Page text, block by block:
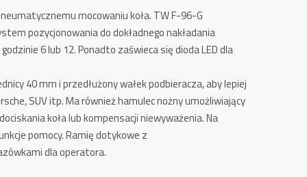
mocowaniu koła. TW F-96-G
pozycjonowania do dokładnego nakładania
6 lub 12.Ponadto zaświeca się dioda LED dla
40 mm i przedłużony wałek podbieracza, aby lepiej
SUV itp. Ma również hamulec nożny umożliwiający
koła lub kompensacji niewyważenia.Na
pomocy.Ramię dotykowe z
dla operatora.